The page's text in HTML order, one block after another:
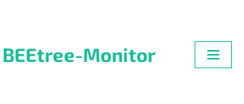
BEEtree-Monitor